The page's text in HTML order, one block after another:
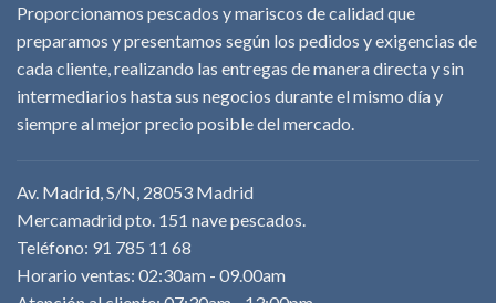
Proporcionamos pescados y mariscos de calidad que
preparamos y presentamos según los pedidos y exigencias de
cada cliente, realizando las entregas de manera directa y sin
intermediarios hasta sus negocios durante el mismo día y
siempre al mejor precio posible del mercado.
Av. Madrid, S/N, 28053 Madrid
Mercamadrid pto. 151 nave pescados.
Teléfono: 91 785 11 68
Horario ventas: 02:30am - 09.00am